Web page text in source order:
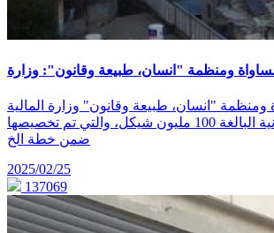
"انسان، طبيعة وقانون" وزارة المالية
بعدم تحويل الميزانية البالغة 100 مليون شيكل، والتي تم تخصيصها
ضمن خطة الخ
2025/02/25
137069